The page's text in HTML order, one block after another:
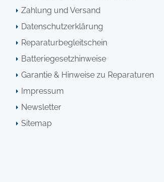
Zahlung und Versand
Datenschutzerklärung
Reparaturbegleitschein
Batteriegesetzhinweise
Garantie & Hinweise zu Reparaturen
Impressum
Newsletter
Sitemap